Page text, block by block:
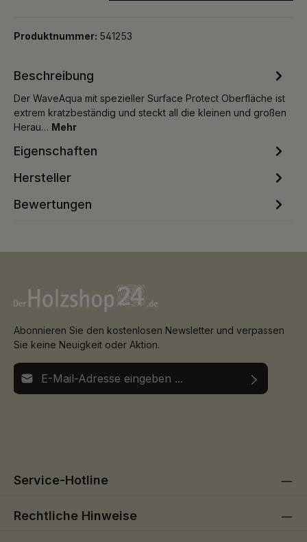
Produktnummer: 541253
Beschreibung
Der WaveAqua mit spezieller Surface Protect Oberfläche ist
extrem kratzbeständig und steckt all die kleinen und großen
Herau… Mehr
Eigenschaften
Hersteller
Bewertungen
Abonnieren Sie den kostenlosen Newsletter und verpassen
Sie keine Neuigkeit oder Aktion.
E-Mail-Adresse*
Service-Hotline
Rechtliche Hinweise